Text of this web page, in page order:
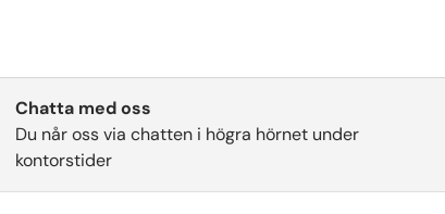
Chatta med oss
Du når oss via chatten i högra hörnet under
kontorstider